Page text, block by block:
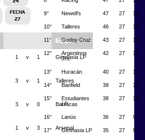
24
FECHA
27
Equipo
1 v 1 Gimnasia LP
3 v 1 Talleres
3 v 0 Barracas
1 v 3 Arsenal
9° Newell's 47 27 14
10° Talleres 46 27 14
11° Godoy Cruz 43 27 13
12°
Argentinos
Jrs.
42 27 11
13° Huracán 40 27 11
14° Banfield 38 27 10
15°
Estudiantes
LP
38 27 10
16° Lanús 36 27 9
17° Gimnasia LP 35 27 9